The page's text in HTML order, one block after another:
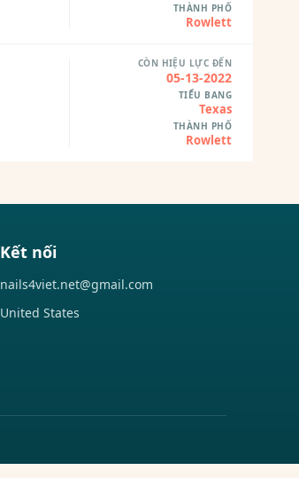
THÀNH PHỐ
Rowlett
CÒN HIỆU LỰC ĐẾN
05-13-2022
TIỂU BANG
Texas
THÀNH PHỐ
Rowlett
Kết nối
nails4viet.net@gmail.com
United States